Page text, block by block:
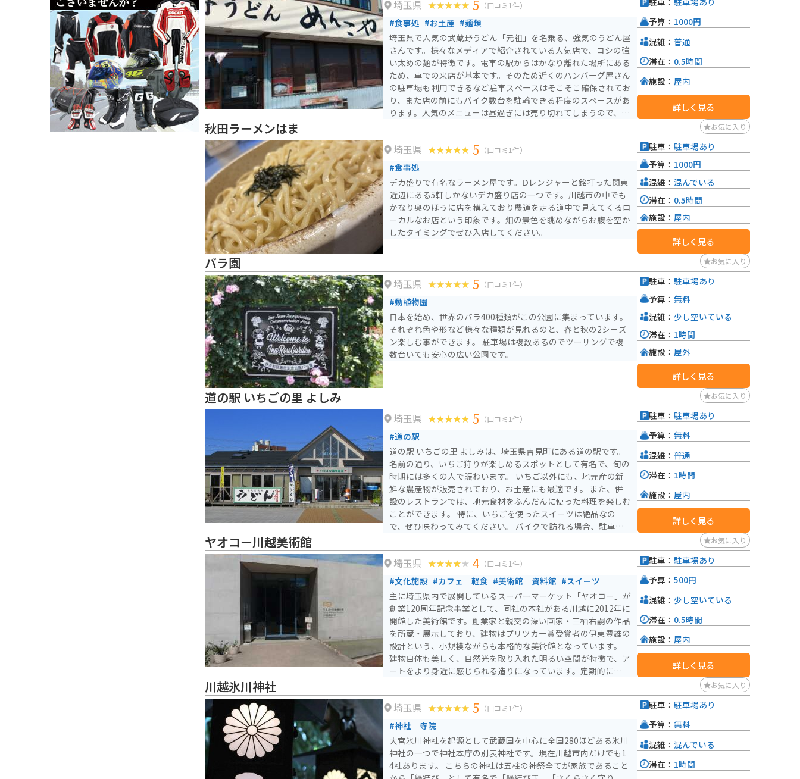
埼玉県 5 （口コミ1件）
#食事処 #お土産 #麺類
埼玉県で人気の武蔵野うどん「元祖」を名乗る、強気のうどん屋
さんです。様々なメディアで紹介されている人気店で、コシの強
い太めの麺が特徴です。電車の駅からはかなり離れた場所にある
ため、車での来店が基本です。そのため近くのハンバーグ屋さん
の駐車場も利用できるなど駐車スペースはそこそこ確保されてお
り、また店の前にもバイク数台を駐輪できる程度のスペースがあ
ります。人気のメニューは昼過ぎには売り切れてしまうので、要
予算： 1000円
混雑： 普通
滞在： 0.5時間
施設： 屋内
詳しく見る
秋田ラーメンはま お気に入り
埼玉県 5 （口コミ1件）
#食事処
デカ盛りで有名なラーメン屋です。Ⅾレンジャーと銘打った関東
近辺にある5軒しかないデカ盛り店の一つです。川越市の中でも
かなり奥のほうに店を構えており農道を走る道中で見えてくるロ
ーカルなお店という印象です。畑の景色を眺めながらお腹を空か
したタイミングでぜひ入店してください。
駐車： 駐車場あり
予算： 1000円
混雑： 混んでいる
滞在： 0.5時間
施設： 屋内
詳しく見る
バラ園 お気に入り
埼玉県 5 （口コミ1件）
#動植物園
日本を始め、世界のバラ400種類がこの公園に集まっています。
それぞれ色や形など様々な種類が見れるのと、春と秋の2シーズ
ン楽しむ事ができます。 駐車場は複数あるのでツーリングで複
数台いても安心の広い公園です。
駐車： 駐車場あり
予算： 無料
混雑： 少し空いている
滞在： 1時間
施設： 屋外
詳しく見る
道の駅 いちごの里 よしみ お気に入り
埼玉県 5 （口コミ1件）
#道の駅
道の駅 いちごの里 よしみは、埼玉県吉見町にある道の駅です。
名前の通り、いちご狩りが楽しめるスポットとして有名で、旬の
時期には多くの人で賑わいます。 いちご以外にも、地元産の新
鮮な農産物が販売されており、お土産にも最適です。 また、併
設のレストランでは、地元食材をふんだんに使った料理を楽しむ
ことができます。 特に、いちごを使ったスイーツは絶品なの
で、ぜひ味わってみてください。 バイクで訪れる場合、駐車場
が広がっており、ツーリングの休憩スポットとしても最適です。
道の駅 いちごの里 よしみから少し足を延ばせば、吉見百穴など
の歴史的な観光スポットもあります。
駐車： 駐車場あり
予算： 無料
混雑： 普通
滞在： 1時間
施設： 屋内
詳しく見る
ヤオコー川越美術館 お気に入り
埼玉県 4 （口コミ1件）
#文化施設 #カフェ｜軽食 #美術館｜資料館 #スイーツ
主に埼玉県内で展開しているスーパーマーケット「ヤオコー」が
創業120周年記念事業として、同社の本社がある川越に2012年に
開館した美術館です。創業家と親交の深い画家・三栖右嗣の作品
を所蔵・展示しており、建物はプリツカー賞受賞者の伊東豊雄の
設計という、小規模ながらも本格的な美術館となっています。
建物自体も美しく、自然光を取り入れた明るい空間が特徴で、ア
ートをより身近に感じられる造りになっています。定期的に企画
ても親しまれています。川越の観光地にも近く、訪問者が気軽に
アートを楽しめるスポットとして人気です。併設のカフェでお茶
やケーキを楽しめるほか、「美術館でピアノコンサートをしてみ
ませんか？」などのイベントも行われています。
駐車： 駐車場あり
予算： 500円
混雑： 少し空いている
滞在： 0.5時間
施設： 屋内
詳しく見る
川越氷川神社 お気に入り
埼玉県 5 （口コミ1件）
#神社｜寺院
大宮氷川神社を起源として武蔵国を中心に全国280ほどある氷川
神社の一つで神社本庁の別表神社です。現在川越市内だけでも1
4社あります。 こちらの神社は五柱の神祭全てが家族であること
駐車： 駐車場あり
予算： 無料
混雑： 混んでいる
滞在： 1時間